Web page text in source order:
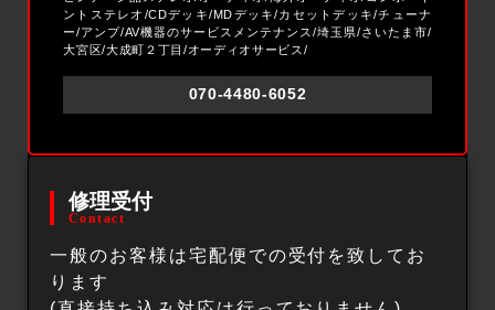
ントステレオ/CDデッキ/MDデッキ/カセットデッキ/チューナ
ー/アンプ/AV機器のサービスメンテナンス/埼玉県/さいたま市/
大宮区/大成町２丁目/オーディオサービス/
070-4480-6052
修理受付
Contact
一般のお客様は宅配便での受付を致してお
ります